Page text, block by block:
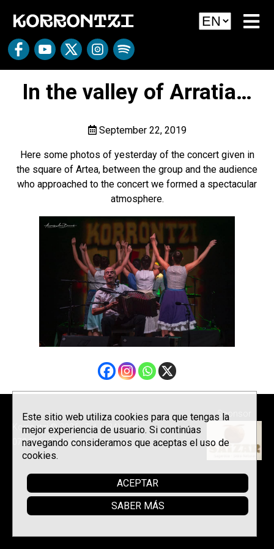
In the valley of Arratia…
September 22, 2019
Here some photos of yesterday of the concert given in
the square of Artea, between the group and the audience
who approached to the concert we formed a spectacular
atmosphere.
Korrontzi © 2026 - Tel. (+34) 618
072 076 -Política de privacidad
Sponsor
Este sitio web utiliza cookies para que tengas la
mejor experiencia de usuario. Si continúas
navegando consideramos que aceptas el uso de
cookies.
ACEPTAR
SABER MÁS